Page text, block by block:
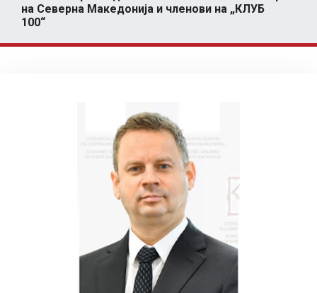
на Северна Македонија и членови на „КЛУБ
100“